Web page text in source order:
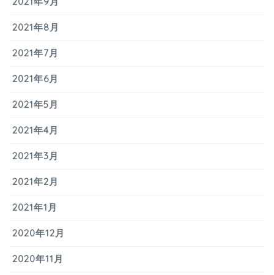
2021年8月
2021年7月
2021年6月
2021年5月
2021年4月
2021年3月
2021年2月
2021年1月
2020年12月
2020年11月